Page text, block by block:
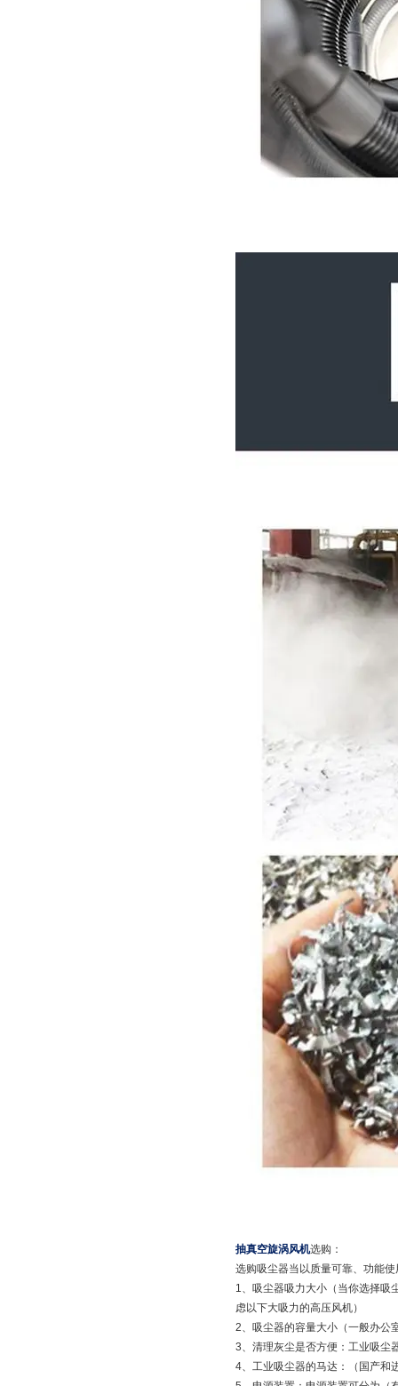
抽真空旋涡风机选购：
选购吸尘器当以质量可靠、功能
1、吸尘器吸力大小（当你选择吸
虑以下大吸力的高压风机）
2、吸尘器的容量大小（一般办公
3、清理灰尘是否方便：工业吸尘
4、工业吸尘器的马达：（国产和